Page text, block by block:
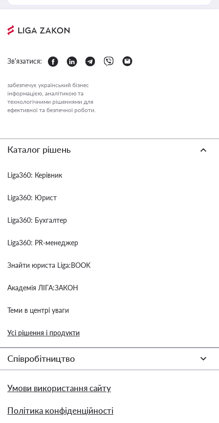
Зв'язатися:
забезпечує український бізнес
інформацією, аналітикою та
технологічними рішеннями для
ефективної та безпечної роботи.
Каталог рішень
Liga360: Керівник
Liga360: Юрист
Liga360: Бухгалтер
Liga360: PR-менеджер
Знайти юриста Liga:BOOK
Академія ЛІГА:ЗАКОН
Теми в центрі уваги
Усі рішення і продукти
Співробітництво
Умови використання сайту
Політика конфіденційності